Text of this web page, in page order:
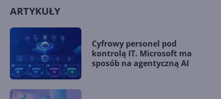
ARTYKUŁY
Cyfrowy personel pod
kontrolą IT. Microsoft ma
sposób na agentyczną AI